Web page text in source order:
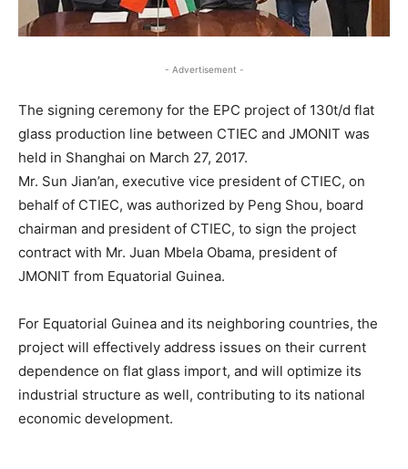
- Advertisement -
The signing ceremony for the EPC project of 130t/d flat
glass production line between CTIEC and JMONIT was
held in Shanghai on March 27, 2017.
Mr. Sun Jian’an, executive vice president of CTIEC, on
behalf of CTIEC, was authorized by Peng Shou, board
chairman and president of CTIEC, to sign the project
contract with Mr. Juan Mbela Obama, president of
JMONIT from Equatorial Guinea.
For Equatorial Guinea and its neighboring countries, the
project will effectively address issues on their current
dependence on flat glass import, and will optimize its
industrial structure as well, contributing to its national
economic development.